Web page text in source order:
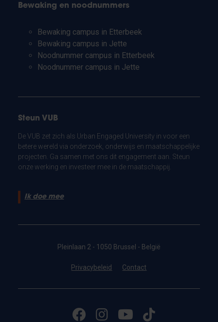
Bewaking en noodnummers
Bewaking campus in Etterbeek
Bewaking campus in Jette
Noodnummer campus in Etterbeek
Noodnummer campus in Jette
Steun VUB
De VUB zet zich als Urban Engaged University in voor een
betere wereld via onderzoek, onderwijs en maatschappelijke
projecten. Ga samen met ons dit engagement aan. Steun
onze werking en investeer mee in de maatschappij.
Ik doe mee
Pleinlaan 2 - 1050 Brussel - België
Privacybeleid Contact